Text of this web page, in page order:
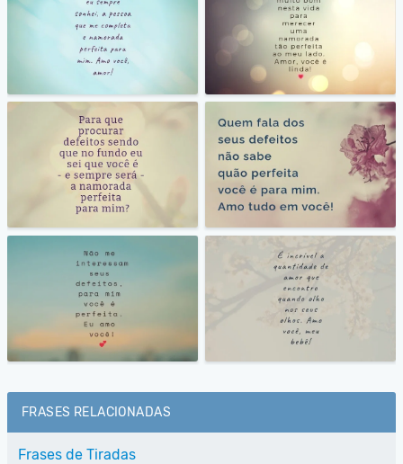
FRASES RELACIONADAS
Frases de Tiradas